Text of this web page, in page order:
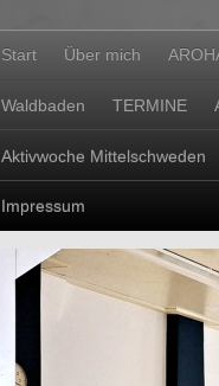
Start Über mich
Waldbaden TERMINE
Aktivwoche Mittelschweden
Impressum